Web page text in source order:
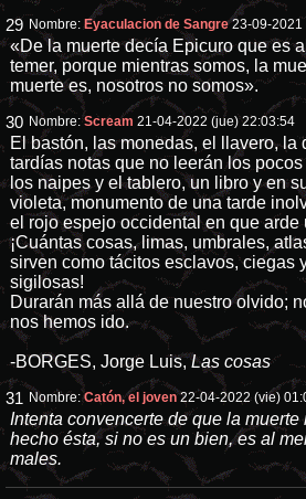
29 Nombre: Eyaculacion de Sangre 23-09-2021
«De la muerte decía Epicuro que es
temer, porque mientras somos, la
muerte es, nosotros no somos».
30 Nombre:Scream 21-04-2022 (jue) 22:03:54
El bastón, las monedas, el llavero, la
tardías notas que no leerán los
los naipes y el tablero, un libro y en
violeta, monumento de una tarde
el rojo espejo occidental en que arde
¡Cuántas cosas, limas, umbrales,
sirven como tácitos esclavos, ciegas
sigilosas!
Durarán más allá de nuestro olvido;
nos hemos ido.
-BORGES, Jorge Luis,Las cosas
31 Nombre:Catón, el joven 22-04-2022 (vie)
Intenta convencerte de que la
hecho ésta, si no es un bien, es al
males.